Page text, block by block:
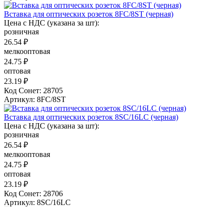
Вставка для оптических розеток 8FC/8ST (черная)
Цена с НДС (указана за шт):
розничная
26.54 ₽
мелкооптовая
24.75 ₽
оптовая
23.19 ₽
Код Сонет: 28705
Артикул: 8FC/8ST
Вставка для оптических розеток 8SC/16LC (черная)
Цена с НДС (указана за шт):
розничная
26.54 ₽
мелкооптовая
24.75 ₽
оптовая
23.19 ₽
Код Сонет: 28706
Артикул: 8SC/16LC